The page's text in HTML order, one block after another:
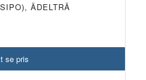
ÄDELTRÄ
se pris